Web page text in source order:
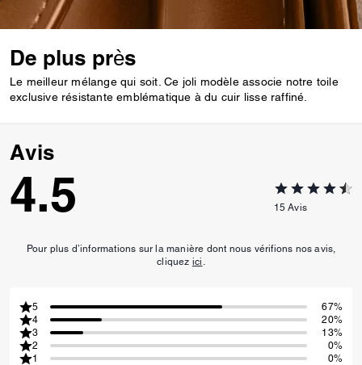
De plus près
Le meilleur mélange qui soit. Ce joli modèle associe notre toile
exclusive résistante emblématique à du cuir lisse raffiné.
Avis
4.5 15 Avis
Pour plus d’informations sur la manière dont nous vérifions nos avis,
cliquez ici
5
67%
4
20%
3
13%
2
0%
1
0%